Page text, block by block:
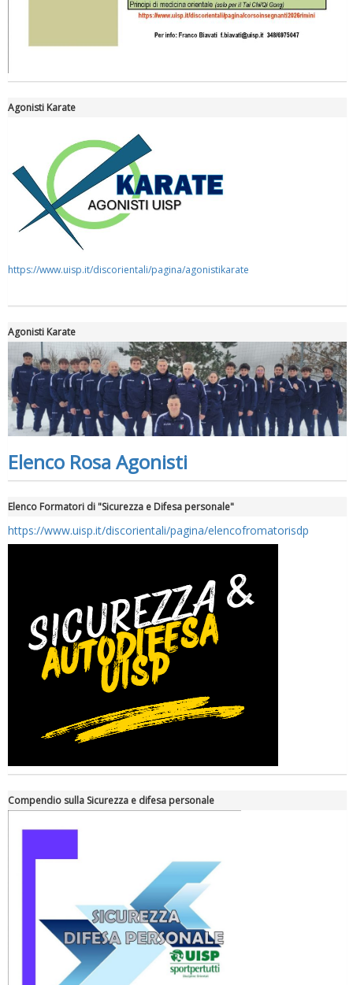
Tiziano Pesce nel Cda di Fondazione Terzjus: prima riunione a
Agonisti Karate
https://www.uisp.it/discorientali/pagina/agonistikarate
Agonisti Karate
Elenco Rosa Agonisti
Elenco Formatori di "Sicurezza e Difesa personale"
https://www.uisp.it/discorientali/pagina/elencofromatorisdp
Compendio sulla Sicurezza e difesa personale